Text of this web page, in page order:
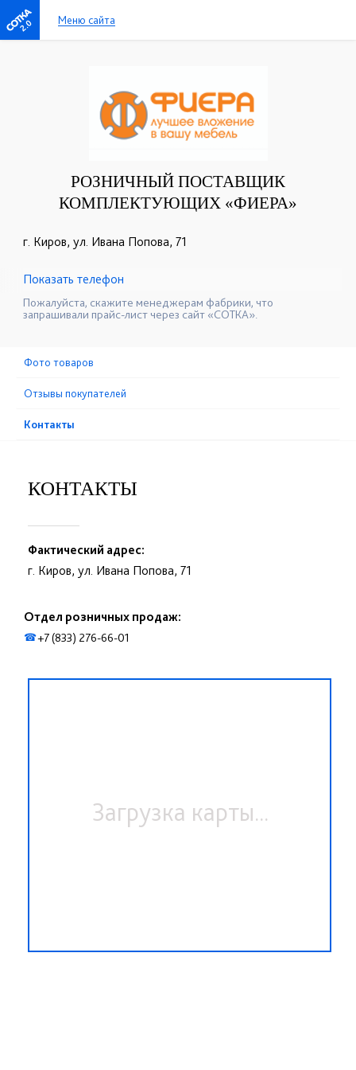
2.0 Меню сайта
РОЗНИЧНЫЙ ПОСТАВЩИК
КОМПЛЕКТУЮЩИХ «ФИЕРА»
г. Киров, ул. Ивана Попова, 71
☎+7 (833) 276-66-01
Показать телефон
Пожалуйста, скажите менеджерам фабрики, что
запрашивали прайс-лист через сайт «СОТКА».
Фото товаров
Отзывы покупателей
Контакты
КОНТАКТЫ
Фактический адрес:
г. Киров, ул. Ивана Попова, 71
Отдел розничных продаж:
☎+7 (833) 276-66-01
Загрузка карты...